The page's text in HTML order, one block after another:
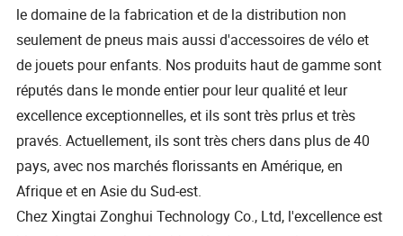
le domaine de la fabrication et de la distribution non
seulement de pneus mais aussi d'accessoires de vélo et
de jouets pour enfants. Nos produits haut de gamme sont
réputés dans le monde entier pour leur qualité et leur
excellence exceptionnelles, et ils sont très prlus et très
pravés. Actuellement, ils sont très chers dans plus de 40
pays, avec nos marchés florissants en Amérique, en
Afrique et en Asie du Sud-est.
Chez Xingtai Zonghui Technology Co., Ltd, l'excellence est